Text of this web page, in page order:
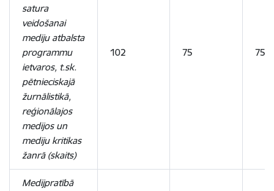
satura
veidošanai
mediju atbalsta
programmu
ietvaros, t.sk.
pētnieciskajā
žurnālistikā,
reģionālajos
medijos un
mediju kritikas
žanrā (skaits)
102 75 75
Medijpratībā